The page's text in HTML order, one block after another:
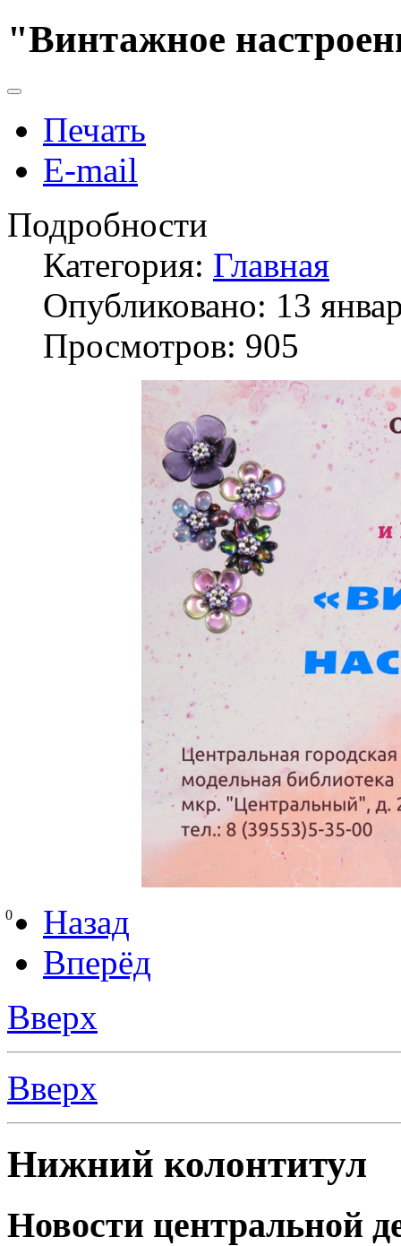
"Винтажное
Печать
E-mail
Подробности
Категория: Главная
Опубликовано: 13
Просмотров: 905
0
Назад
Вперёд
Вверх
Вверх
Нижний колонтитул
Новости центральной